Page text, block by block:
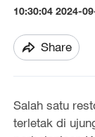
10:30:04 2024-
Share
Salah satu
terletak di